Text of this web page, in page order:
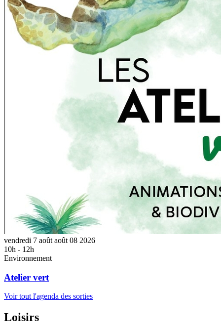
vendredi 7 août août 08 2026
10h - 12h
Environnement
Atelier vert
Voir tout l'agenda des sorties
Loisirs